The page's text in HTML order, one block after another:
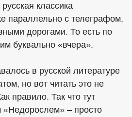
классика
параллельно с телеграфом,
дорогами. То есть по
буквально «вчера».
в русской литературе
но вот читать это не
правило. Так что тут
«Недорослем» – просто